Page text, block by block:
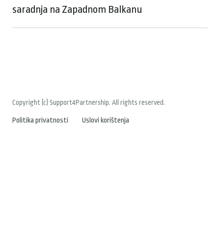
saradnja na Zapadnom Balkanu
Copyright (c) Support4Partnership. All rights reserved.
Politika privatnosti Uslovi korištenja